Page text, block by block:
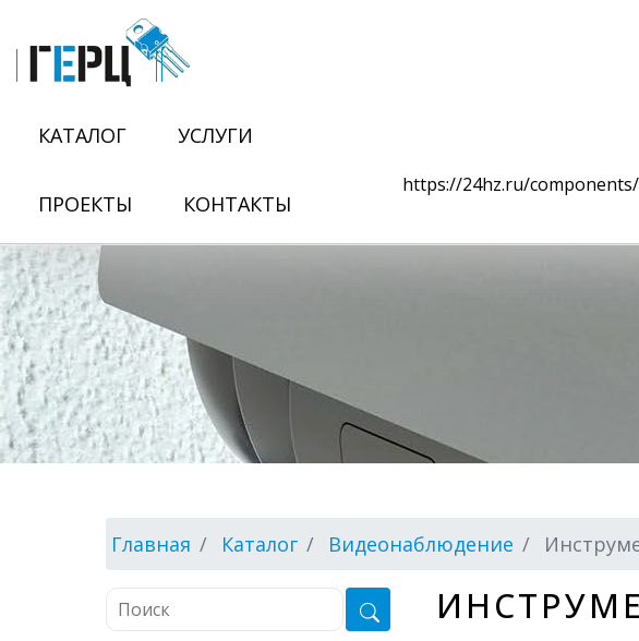
КАТАЛОГ УСЛУГИ
ПРОЕКТЫ КОНТАКТЫ
https://24hz.ru/
Главная Каталог Видеонаблюдение